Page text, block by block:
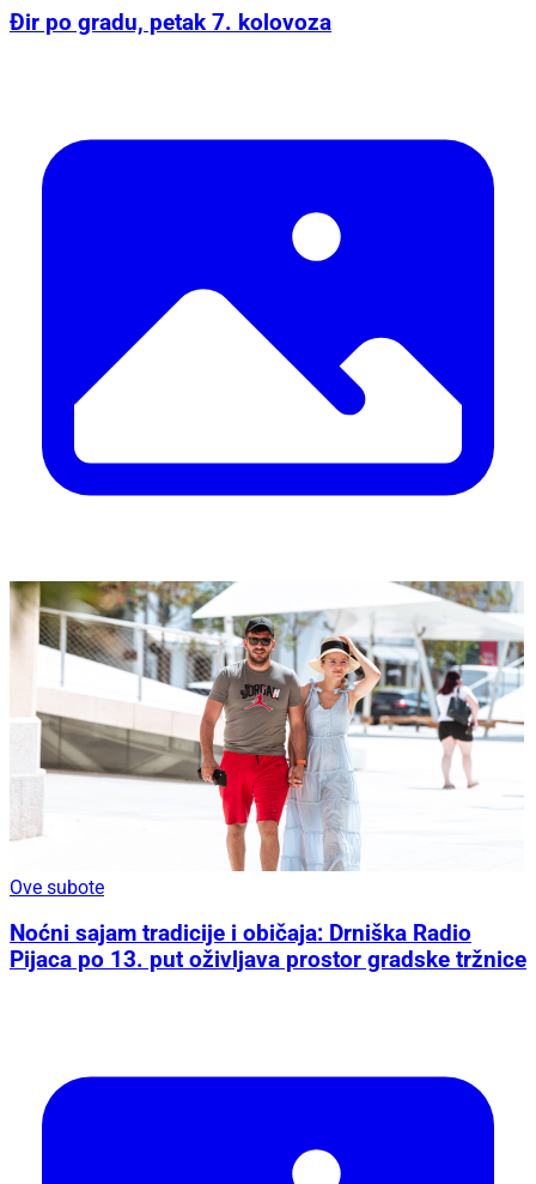
Đir po gradu, petak 7. kolovoza
Ove subote
Noćni sajam tradicije i običaja: Drniška Radio
Pijaca po 13. put oživljava prostor gradske tržnice